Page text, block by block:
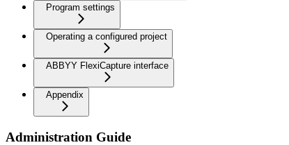
Program settings
Operating a configured project
ABBYY FlexiCapture interface
Appendix
Administration Guide